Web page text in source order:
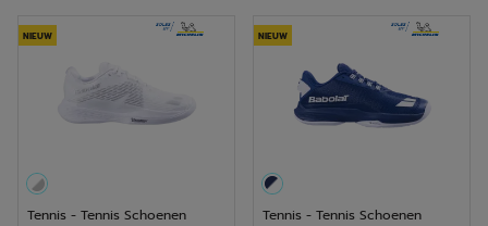
sterren.
sterren.
NIEUW
Tennis - Tennis Schoenen
NIEUW
Tennis - Tennis Schoenen